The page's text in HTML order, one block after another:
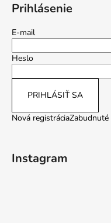
Prihlásenie
E-mail
Heslo
PRIHLÁSIŤ SA
Nová registrácia
Instagram